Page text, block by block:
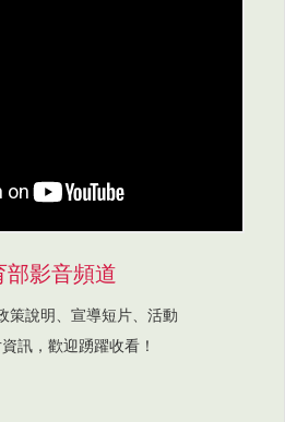
部影音頻道
策說明、宣導短片、活動
訊，歡迎踴躍收看！